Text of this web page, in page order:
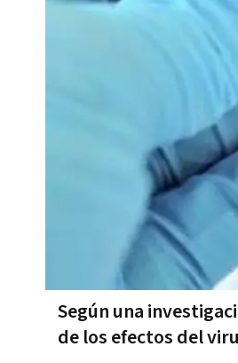
Según una
de los efectos del